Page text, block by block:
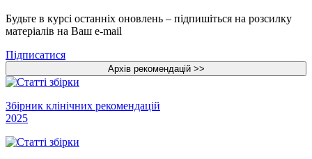
Будьте в курсі останніх оновлень – підпишіться на розсилку
матеріалів на Ваш e-mail
Підписатися
Збірник клінічних рекомендацій
2025